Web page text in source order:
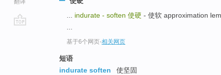
翻译
indurate - soften 使硬 - 使软 approximation
基于6个网页-相关网页
短语
indurate soften
使坚固